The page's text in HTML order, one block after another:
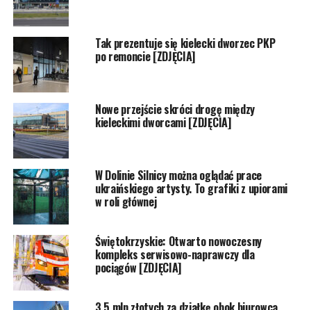
Tak prezentuje się kielecki dworzec PKP
po remoncie [ZDJĘCIA]
Nowe przejście skróci drogę między
kieleckimi dworcami [ZDJĘCIA]
W Dolinie Silnicy można oglądać prace
ukraińskiego artysty. To grafiki z upiorami
w roli głównej
Świętokrzyskie: Otwarto nowoczesny
kompleks serwisowo-naprawczy dla
pociągów [ZDJĘCIA]